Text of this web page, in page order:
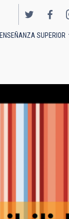
ENSEÑANZA SUPERIOR